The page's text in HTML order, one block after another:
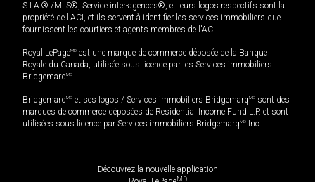
S.I.A.® /MLS®, Service inter-agences®, et leurs logos respectifs sont la
propriété de l'ACI, et ils servent à identifier les services immobiliers que
fournissent les courtiers et agents membres de l'ACI.
Royal LePageMD est une marque de commerce déposée de la Banque
Royale du Canada, utilisée sous licence par les Services immobiliers
BridgemarqMD.
BridgemarqMD et ses logos / Services immobiliers BridgemarqMD sont des
marques de commerce déposées de Residential Income Fund L.P. et sont
utilisées sous licence par Services immobiliers BridgemarqMD Inc.
Découvrez la nouvelle application
MD